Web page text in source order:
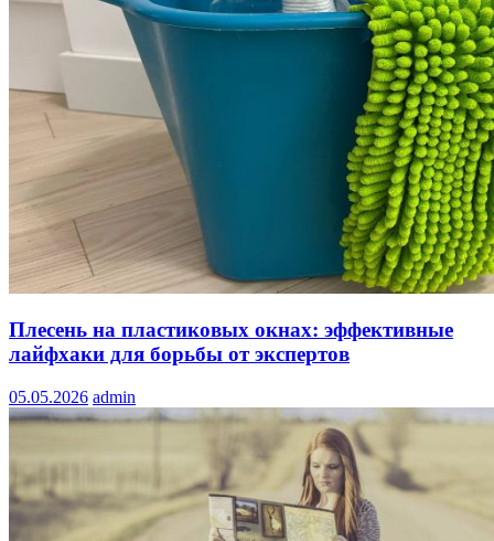
Плесень на пластиковых окнах: эффективные
лайфхаки для борьбы от экспертов
05.05.2026 admin